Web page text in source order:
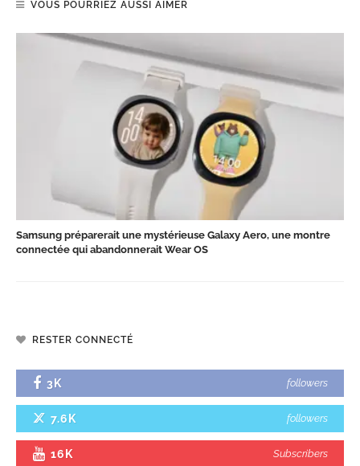
VOUS POURRIEZ AUSSI AIMER
Samsung préparerait une mystérieuse Galaxy Aero, une montre
connectée qui abandonnerait Wear OS
RESTER CONNECTÉ
3K followers
7.6K followers
16K Subscribers